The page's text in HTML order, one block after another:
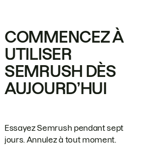
COMMENCEZ À
UTILISER
SEMRUSH DÈS
AUJOURD’HUI
Essayez Semrush pendant sept
jours. Annulez à tout moment.